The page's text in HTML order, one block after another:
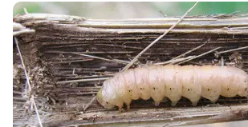
Ravageurs : la sésamie, un
tiges de maïs
La sésamie perfore les tiges de maïs et
affaiblissement généralisé de la...
01 JUIN 2018